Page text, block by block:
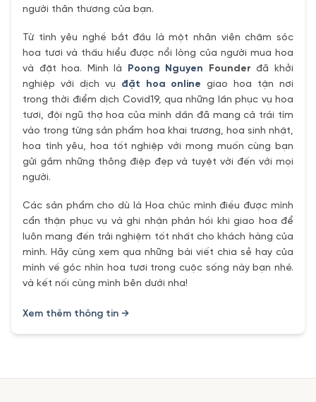
người thân thương của bạn.
Từ tình yêu nghề bắt đầu là một nhân viên chăm sóc
hoa tươi và thấu hiểu được nổi lòng của người mua hoa
và đặt hoa. Mình là
Poong Nguyen Founder đã khởi
nghiệp với dịch vụ đặt hoa online giao hoa tận nơi
trong thời điểm dịch Covid19, qua những lần phục vụ hoa
tươi, đội ngũ thợ hoa của mình dần đã mang cả trái tím
vào trong từng sản phẩm hoa khai trương, hoa sinh nhật,
hoa tình yêu, hoa tốt nghiệp với mong muốn cùng bạn
gửi gắm những thông điệp đẹp và tuyệt vời đến với mọi
người.
Các sản phẩm cho dù là Hoa chúc mình điều được mình
cẩn thận phục vụ và ghi nhận phản hồi khi giao hoa để
luôn mang đến trải nghiệm tốt nhất cho khách hàng của
mình. Hãy cùng xem qua những bài viết chia sẻ hay của
mình về góc nhìn hoa tươi trong cuộc sống này bạn nhé.
và kết nối cùng mình bên dưới nha!
Xem thêm thông tin →